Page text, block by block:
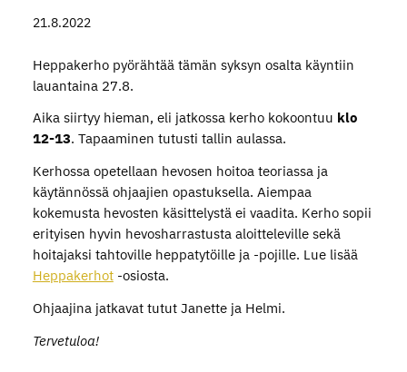
21.8.2022
Heppakerho pyörähtää tämän syksyn osalta käyntiin
lauantaina 27.8.
Aika siirtyy hieman, eli jatkossa kerho kokoontuu klo
12-13. Tapaaminen tutusti tallin aulassa.
Kerhossa opetellaan hevosen hoitoa teoriassa ja
käytännössä ohjaajien opastuksella. Aiempaa
kokemusta hevosten käsittelystä ei vaadita. Kerho sopii
erityisen hyvin hevosharrastusta aloitteleville sekä
hoitajaksi tahtoville heppatytöille ja -pojille. Lue lisää
Heppakerhot-osiosta.
Ohjaajina jatkavat tutut Janette ja Helmi.
Tervetuloa!